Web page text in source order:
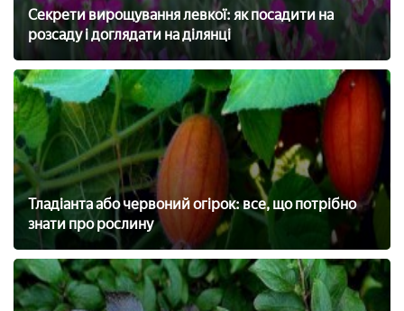
Секрети вирощування левкої: як посадити на
розсаду і доглядати на ділянці
Тладіанта або червоний огірок: все, що потрібно
знати про рослину